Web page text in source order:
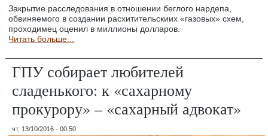
Закрытие расследования в отношении беглого нардепа,
обвиняемого в создании расхитительскиих «газовых» схем,
проходимец оценил в миллионы долларов.
Читать больше...
ГПУ собирает любителей
сладенького: к «сахарному
прокурору» – «сахарный адвокат»
чт, 13/10/2016 - 00:50